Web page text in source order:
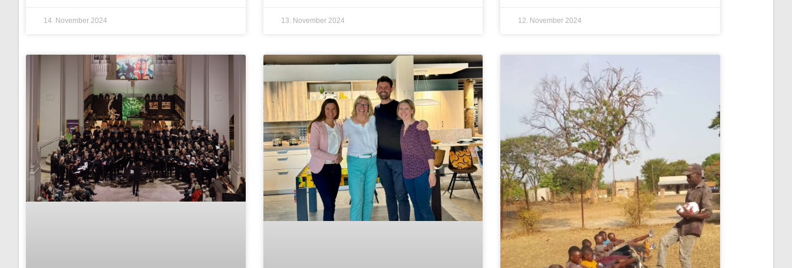
14. November 2024 13. November 2024 12. November 2024